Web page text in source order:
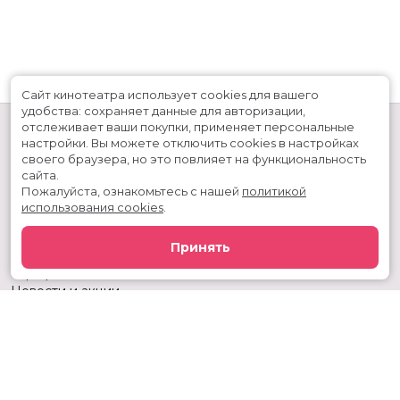
Скоро в кино
Тарифы
Новости и акции
Сайт кинотеатра использует cookies для вашего
удобства: сохраняет данные для авторизации,
отслеживает ваши покупки, применяет персональные
настройки. Вы можете отключить cookies в настройках
своего браузера, но это повлияет на функциональность
сайта.
Пожалуйста, ознакомьтесь с нашей политикой
использования cookies
Принять